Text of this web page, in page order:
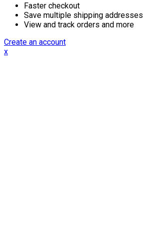
Faster checkout
Save multiple shipping addresses
View and track orders and more
Create an account
x